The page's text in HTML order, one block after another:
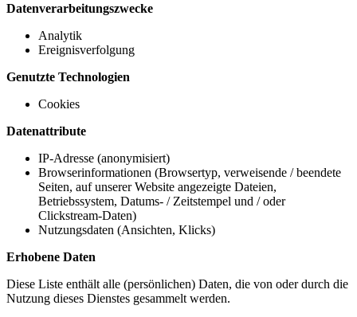
Datenverarbeitungszwecke
Analytik
Ereignisverfolgung
Genutzte Technologien
Cookies
Datenattribute
IP-Adresse (anonymisiert)
Browserinformationen (Browsertyp, verweisende / beendete
Seiten, auf unserer Website angezeigte Dateien,
Betriebssystem, Datums- / Zeitstempel und / oder
Clickstream-Daten)
Nutzungsdaten (Ansichten, Klicks)
Erhobene Daten
Diese Liste enthält alle (persönlichen) Daten, die von oder durch die
Nutzung dieses Dienstes gesammelt werden.